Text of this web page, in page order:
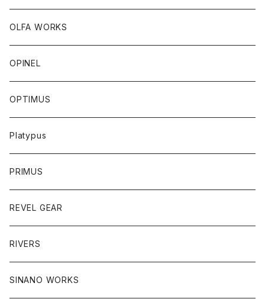
OLFA WORKS
OPINEL
OPTIMUS
Platypus
PRIMUS
REVEL GEAR
RIVERS
SINANO WORKS